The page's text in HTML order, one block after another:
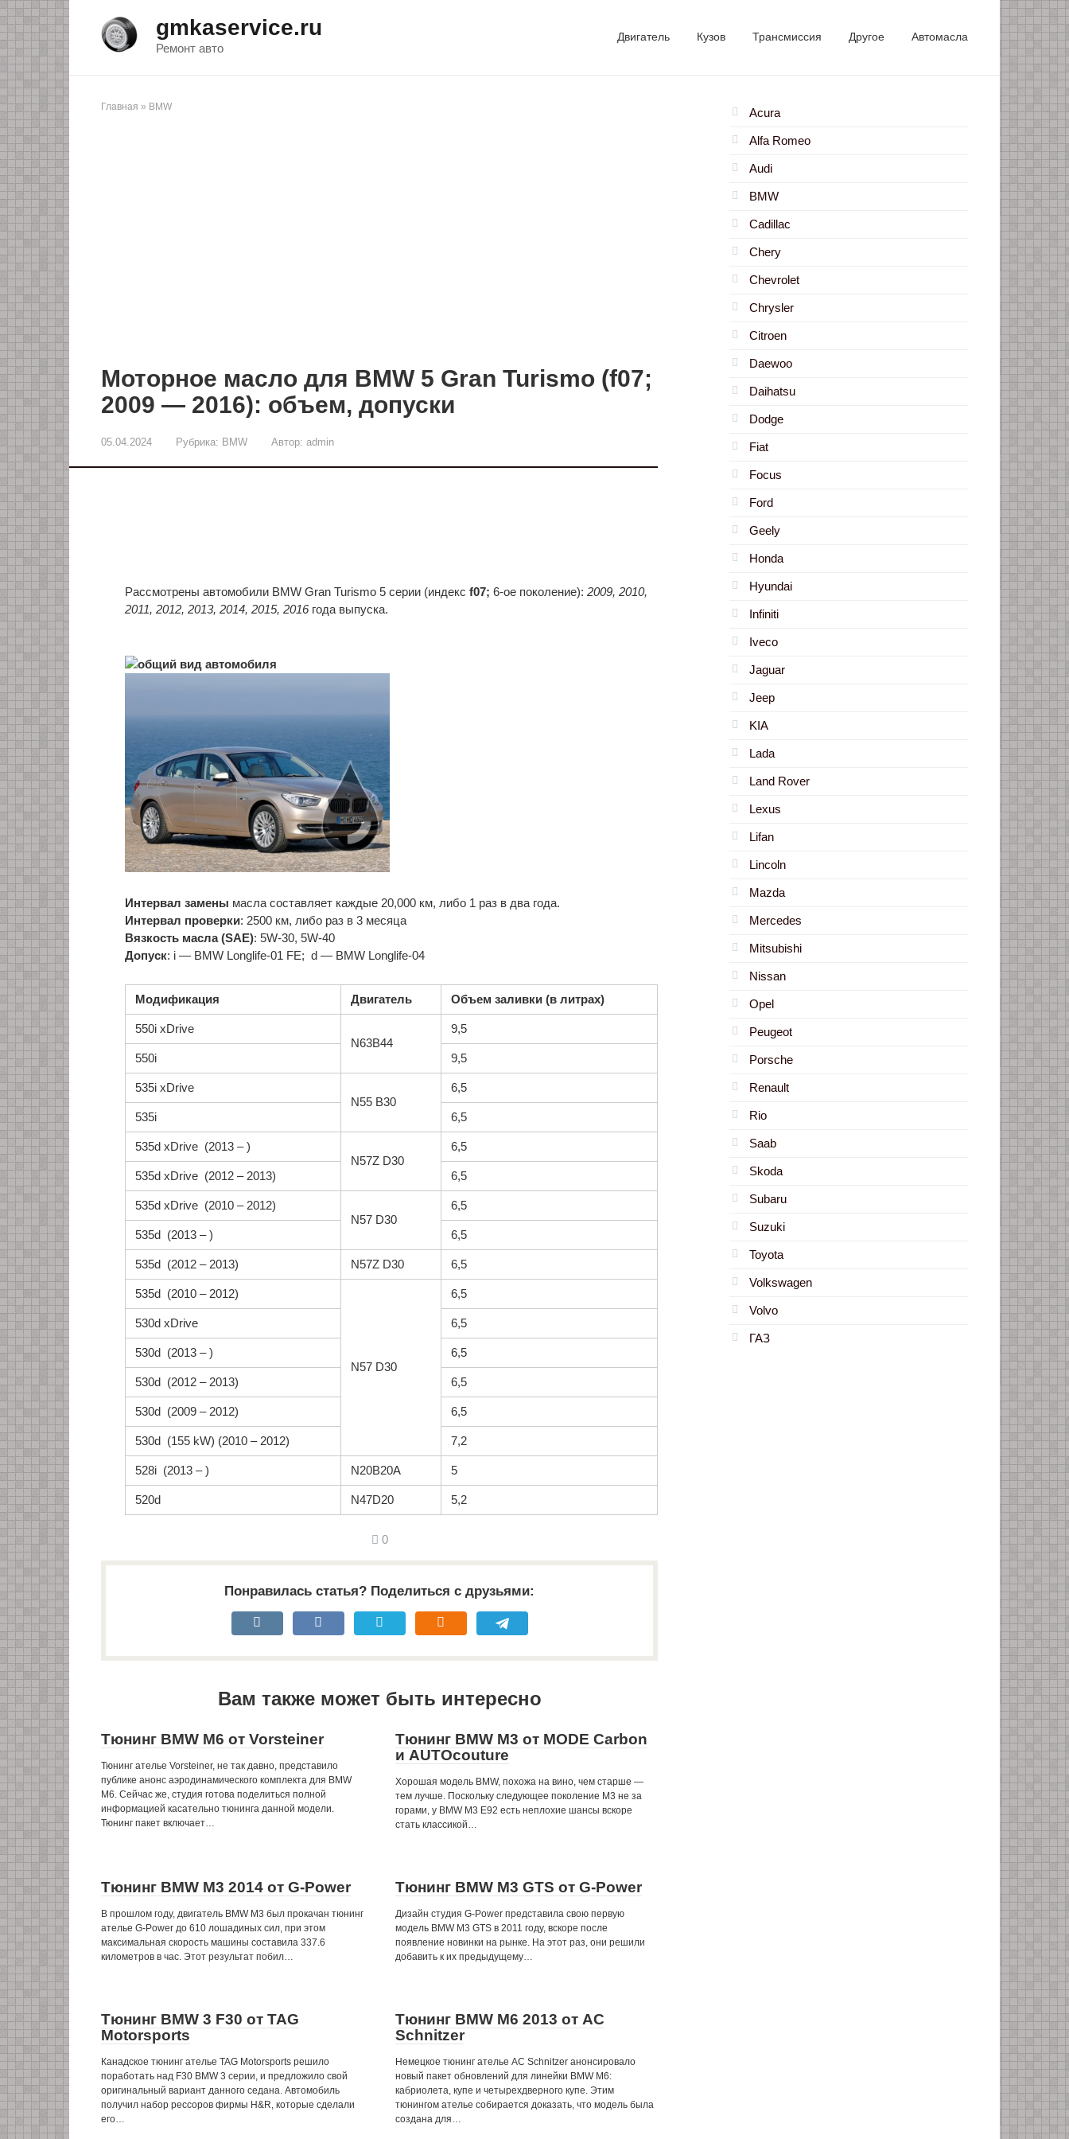
Перейти
к
контенту
gmkaservice.ru
Ремонт авто
Двигатель Кузов Трансмиссия Другое Автомасла
Главная » BMW
Моторное масло для BMW 5 Gran Turismo (f07;
2009 — 2016): объем, допуски
05.04.2024 Рубрика: BMW Автор: admin
Рассмотрены автомобили BMW Gran Turismo 5 серии (индекс f07; 6-ое поколение): 2009, 2010,
2011, 2012, 2013, 2014, 2015, 2016 года выпуска.
Интервал замены масла составляет каждые 20,000 км, либо 1 раз в два года.
Интервал проверки: 2500 км, либо раз в 3 месяца
Вязкость масла (SAE): 5W-30, 5W-40
Допуск: i — BMW Longlife-01 FE; d — BMW Longlife-04
Модификация Двигатель Объем заливки (в литрах)
550i xDrive
N63B44
9,5
550i 9,5
535i xDrive
N55 B30
6,5
535i 6,5
535d xDrive (2013 – )
N57Z D30
6,5
535d xDrive (2012 – 2013) 6,5
535d xDrive (2010 – 2012)
N57 D30
6,5
535d (2013 – ) 6,5
535d (2012 – 2013) N57Z D30 6,5
535d (2010 – 2012)
N57 D30
6,5
530d xDrive 6,5
530d (2013 – ) 6,5
530d (2012 – 2013) 6,5
530d (2009 – 2012) 6,5
530d (155 kW) (2010 – 2012) 7,2
528i (2013 – ) N20B20A 5
520d N47D20 5,2
0
Понравилась статья? Поделиться с друзьями:
Вам также может быть интересно
Тюнинг BMW M6 от Vorsteiner
Тюнинг ателье Vorsteiner, не так давно, представило
публике анонс аэродинамического комплекта для BMW
M6. Сейчас же, студия готова поделиться полной
информацией касательно тюнинга данной модели.
Тюнинг пакет включает…
Тюнинг BMW M3 от MODE Carbon
и AUTOcouture
Хорошая модель BMW, похожа на вино, чем старше —
тем лучше. Поскольку следующее поколение M3 не за
горами, у BMW M3 E92 есть неплохие шансы вскоре
стать классикой…
Тюнинг BMW M3 2014 от G-Power
В прошлом году, двигатель BMW M3 был прокачан тюнинг
ателье G-Power до 610 лошадиных сил, при этом
максимальная скорость машины составила 337.6
километров в час. Этот результат побил…
Тюнинг BMW M3 GTS от G-Power
Дизайн студия G-Power представила свою первую
модель BMW M3 GTS в 2011 году, вскоре после
появление новинки на рынке. На этот раз, они решили
добавить к их предыдущему…
Тюнинг BMW 3 F30 от TAG
Motorsports
Канадское тюнинг ателье TAG Motorsports решило
поработать над F30 BMW 3 серии, и предложило свой
оригинальный вариант данного седана. Автомобиль
получил набор рессоров фирмы H&R, которые сделали
его…
Тюнинг BMW M6 2013 от AC
Schnitzer
Немецкое тюнинг ателье AC Schnitzer анонсировало
новый пакет обновлений для линейки BMW M6:
кабриолета, купе и четырехдверного купе. Этим
тюнингом ателье собирается доказать, что модель была
создана для…
Acura
Alfa Romeo
Audi
BMW
Cadillac
Chery
Chevrolet
Chrysler
Citroen
Daewoo
Daihatsu
Dodge
Fiat
Focus
Ford
Geely
Honda
Hyundai
Infiniti
Iveco
Jaguar
Jeep
KIA
Lada
Land Rover
Lexus
Lifan
Lincoln
Mazda
Mercedes
Mitsubishi
Nissan
Opel
Peugeot
Porsche
Renault
Rio
Saab
Skoda
Subaru
Suzuki
Toyota
Volkswagen
Volvo
ГАЗ